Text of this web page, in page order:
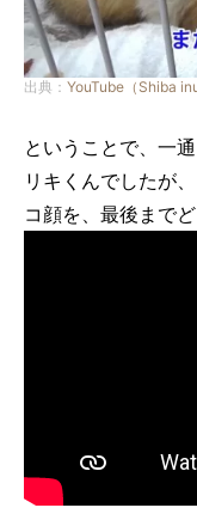
出典： YouTube（Shiba
ということで、一
リキくんでしたが
コ顔を、最後まで